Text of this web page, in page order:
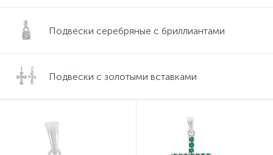
Подвески серебряные с бриллиантами
Подвески с золотыми вставками